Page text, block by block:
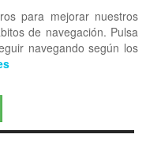
para mejorar nuestros
de navegación. Pulsa
navegando según los